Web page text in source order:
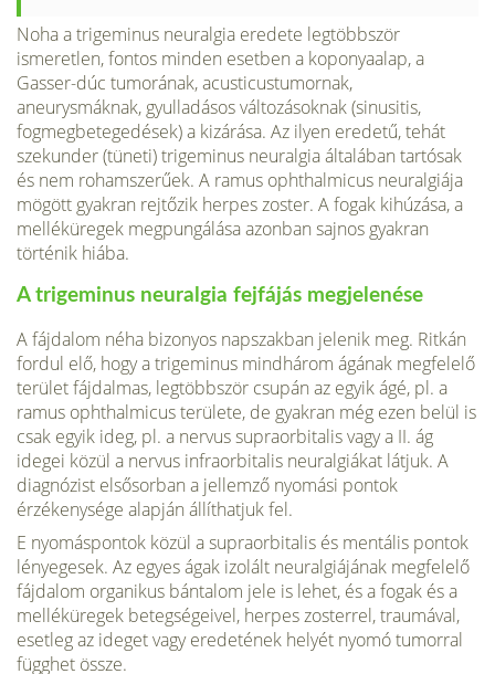
Noha a trigeminus neuralgia eredete legtöbbször
ismeretlen, fontos minden esetben a koponyaalap, a
Gasser-dúc tumorának, acusticustumornak,
aneurysmáknak, gyulladásos változásoknak (sinusitis,
fogmegbetegedések) a kizárása. Az ilyen eredetű, tehát
szekunder (tüneti) trigeminus neuralgia általában tartósak
és nem rohamszerűek. A ramus ophthalmicus neuralgiája
mögött gyakran rejtőzik herpes zoster. A fogak kihúzása, a
melléküregek megpungálása azonban sajnos gyakran
történik hiába.
A trigeminus neuralgia fejfájás megjelenése
A fájdalom néha bizonyos napszakban jelenik meg. Ritkán
fordul elő, hogy a trigeminus mindhárom ágának megfelelő
terület fájdalmas, legtöbbször csupán az egyik ágé, pl. a
ramus ophthalmicus területe, de gyakran még ezen belül is
csak egyik ideg, pl. a nervus supraorbitalis vagy a II. ág
idegei közül a nervus infraorbitalis neuralgiákat látjuk. A
diagnózist elsősorban a jellemző nyomási pontok
érzékenysége alapján állíthatjuk fel.
E nyomáspontok közül a supraorbitalis és mentális pontok
lényegesek. Az egyes ágak izolált neuralgiájának megfelelő
fájdalom organikus bántalom jele is lehet, és a fogak és a
melléküregek betegségeivel, herpes zosterrel, traumával,
esetleg az ideget vagy eredetének helyét nyomó tumorral
függhet össze.